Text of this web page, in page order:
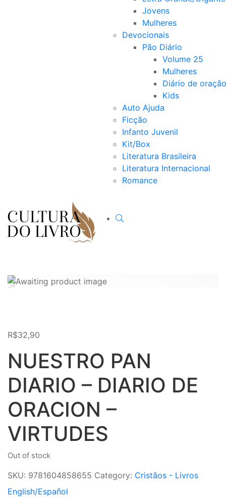
Jovens
Mulheres
Devocionais
Pão Diário
Volume 25
Mulheres
Diário de oração
Kids
Auto Ajuda
Ficção
Infanto Juvenil
Kit/Box
Literatura Brasileira
Literatura Internacional
Romance
R$32,90
NUESTRO PAN
DIARIO – DIARIO DE
ORACION –
VIRTUDES
Out of stock
SKU: 9781604858655 Category: Cristãos - Livros
English/Español